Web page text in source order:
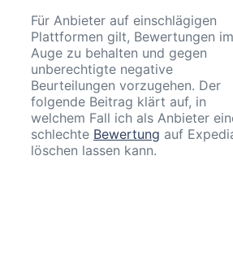
Für Anbieter auf einschlägigen
Plattformen gilt, Bewertungen im
Auge zu behalten und gegen
unberechtigte negative
Beurteilungen vorzugehen. Der
folgende Beitrag klärt auf, in
welchem Fall ich als Anbieter
schlechte Bewertung auf
löschen lassen kann.